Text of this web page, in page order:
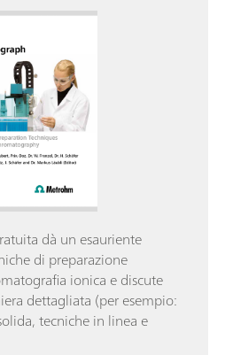
dà un esauriente
di preparazione
ionica e discute
dettagliata (per esempio:
tecniche in linea e